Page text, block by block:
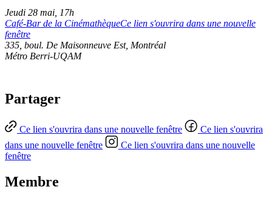
Jeudi 28 mai, 17h
Café-Bar de la CinémathèqueCe lien s'ouvrira dans une nouvelle
fenêtre
335, boul. De Maisonneuve Est, Montréal
Métro Berri-UQAM
Partager
Ce lien s'ouvrira dans une nouvelle fenêtre
Ce lien s'ouvrira
dans une nouvelle fenêtre
Ce lien s'ouvrira dans une nouvelle
fenêtre
Membre